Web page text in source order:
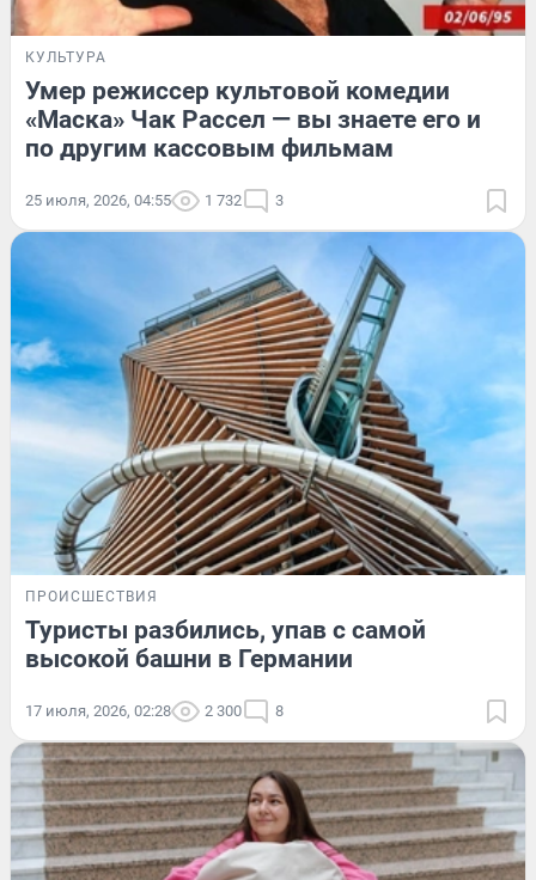
КУЛЬТУРА
Умер режиссер культовой комедии
«Маска» Чак Рассел — вы знаете его и
по другим кассовым фильмам
25 июля, 2026, 04:55 1 732 3
ПРОИСШЕСТВИЯ
Туристы разбились, упав с самой
высокой башни в Германии
17 июля, 2026, 02:28 2 300 8